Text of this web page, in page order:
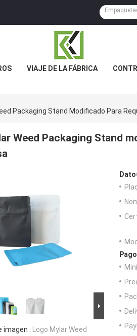
VIAJE DE LA FÁBRICA
Packaging Stand Modificado Para
Weed Packaging Stand
imagen : Logo Mylar Weed